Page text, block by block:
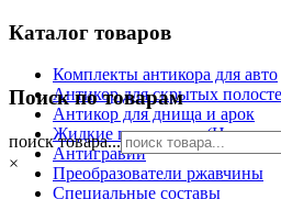
Каталог товаров
Комплекты антикора для авто
Антикор для скрытых
Антикор для днища и арок
Жидкие подкрылки
Антигравий
Преобразователи ржавчины
Специальные составы
Поиск по товарам
поиск товара...
×